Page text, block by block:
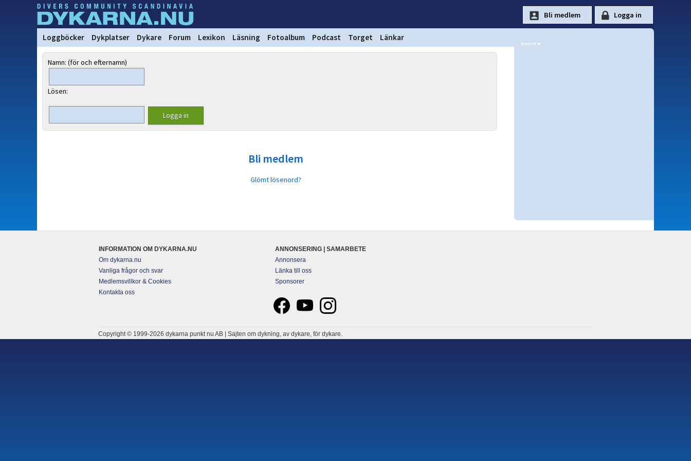
Loggböcker Dykplatser Dykare Forum Lexikon Läsning Fotoalbum Podcast Torget Länkar
Namn: (för och efternamn)
Lösen:
Bli medlem
Glömt lösenord?
INFORMATION OM DYKARNA.NU
Om dykarna.nu
Vanliga frågor och svar
Medlemsvillkor & Cookies
Kontakta oss
ANNONSERING | SAMARBETE
Annonsera
Länka till oss
Sponsorer
Copyright © 1999-2026 dykarna punkt nu AB | Sajten om dykning, av dykare, för dykare.